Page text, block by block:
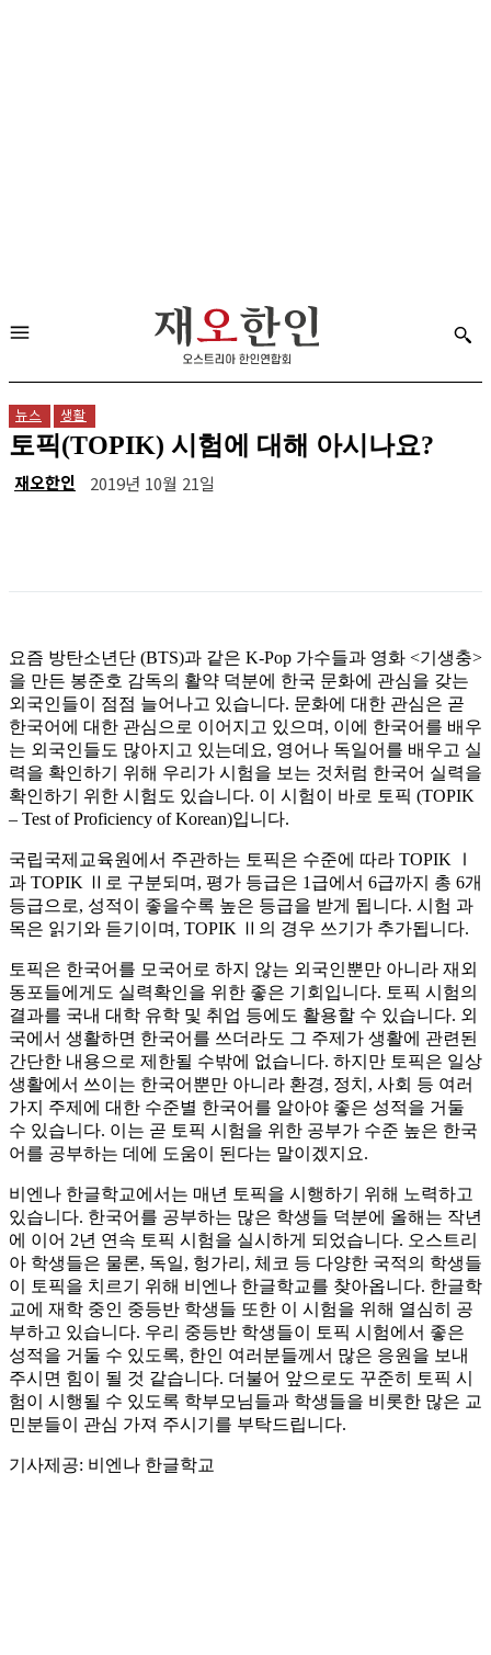
뉴스 생활
토픽(TOPIK) 시험에 대해 아시나요?
재오한인 2019년 10월 21일
요즘 방탄소년단 (BTS)과 같은 K-Pop 가수들과 영화 <기생충>
을 만든 봉준호 감독의 활약 덕분에 한국 문화에 관심을 갖는
외국인들이 점점 늘어나고 있습니다. 문화에 대한 관심은 곧
한국어에 대한 관심으로 이어지고 있으며, 이에 한국어를 배우
는 외국인들도 많아지고 있는데요, 영어나 독일어를 배우고 실
력을 확인하기 위해 우리가 시험을 보는 것처럼 한국어 실력을
확인하기 위한 시험도 있습니다. 이 시험이 바로 토픽 (TOPIK
– Test of Proficiency of Korean)입니다.
국립국제교육원에서 주관하는 토픽은 수준에 따라 TOPIK Ⅰ
과 TOPIK Ⅱ로 구분되며, 평가 등급은 1급에서 6급까지 총 6개
등급으로, 성적이 좋을수록 높은 등급을 받게 됩니다. 시험 과
목은 읽기와 듣기이며, TOPIK Ⅱ의 경우 쓰기가 추가됩니다.
토픽은 한국어를 모국어로 하지 않는 외국인뿐만 아니라 재외
동포들에게도 실력확인을 위한 좋은 기회입니다. 토픽 시험의
결과를 국내 대학 유학 및 취업 등에도 활용할 수 있습니다. 외
국에서 생활하면 한국어를 쓰더라도 그 주제가 생활에 관련된
간단한 내용으로 제한될 수밖에 없습니다. 하지만 토픽은 일상
생활에서 쓰이는 한국어뿐만 아니라 환경, 정치, 사회 등 여러
가지 주제에 대한 수준별 한국어를 알아야 좋은 성적을 거둘
수 있습니다. 이는 곧 토픽 시험을 위한 공부가 수준 높은 한국
어를 공부하는 데에 도움이 된다는 말이겠지요.
비엔나 한글학교에서는 매년 토픽을 시행하기 위해 노력하고
있습니다. 한국어를 공부하는 많은 학생들 덕분에 올해는 작년
에 이어 2년 연속 토픽 시험을 실시하게 되었습니다. 오스트리
아 학생들은 물론, 독일, 헝가리, 체코 등 다양한 국적의 학생들
이 토픽을 치르기 위해 비엔나 한글학교를 찾아옵니다. 한글학
교에 재학 중인 중등반 학생들 또한 이 시험을 위해 열심히 공
부하고 있습니다. 우리 중등반 학생들이 토픽 시험에서 좋은
성적을 거둘 수 있도록, 한인 여러분들께서 많은 응원을 보내
주시면 힘이 될 것 같습니다. 더불어 앞으로도 꾸준히 토픽 시
험이 시행될 수 있도록 학부모님들과 학생들을 비롯한 많은 교
민분들이 관심 가져 주시기를 부탁드립니다.
기사제공: 비엔나 한글학교